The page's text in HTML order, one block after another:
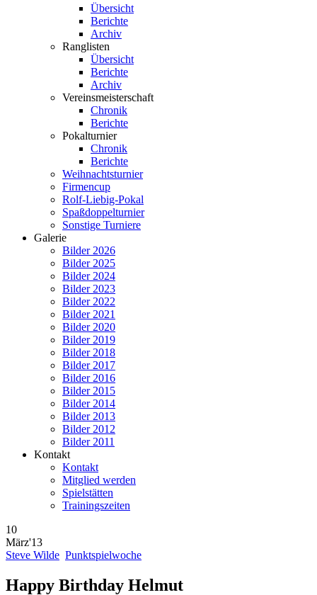
Übersicht
Berichte
Archiv
Ranglisten
Übersicht
Berichte
Archiv
Vereinsmeisterschaft
Chronik
Berichte
Pokalturnier
Chronik
Berichte
Weihnachtsturnier
Firmencup
Rolf-Liebig-Pokal
Spaßdoppelturnier
Sonstige Turniere
Galerie
Bilder 2026
Bilder 2025
Bilder 2024
Bilder 2023
Bilder 2022
Bilder 2021
Bilder 2020
Bilder 2019
Bilder 2018
Bilder 2017
Bilder 2016
Bilder 2015
Bilder 2014
Bilder 2013
Bilder 2012
Bilder 2011
Kontakt
Kontakt
Mitglied werden
Spielstätten
Trainingszeiten
10
März'13
Steve Wilde Punktspielwoche
Happy Birthday Helmut